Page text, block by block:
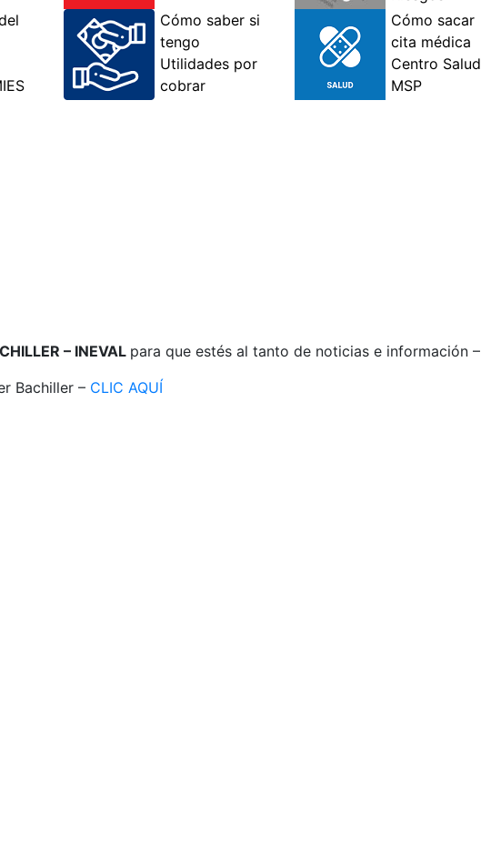
– INEVAL para que estés al tanto de noticias e información –
Bachiller – CLIC AQUÍ